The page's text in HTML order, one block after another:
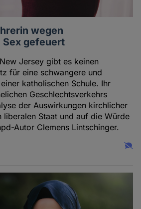
wegen
gefeuert
Jersey gibt es keinen
für eine schwangere und
katholischen Schule. Ihr
Geschlechtsverkehrs
der Auswirkungen kirchlicher
liberalen Staat und auf die Würde
Autor Clemens Lintschinger.